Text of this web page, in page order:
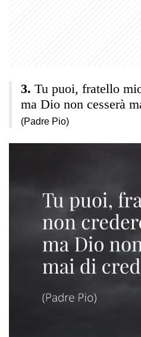
Tu puoi, fratello
ma Dio non cesserà
(Padre Pio)